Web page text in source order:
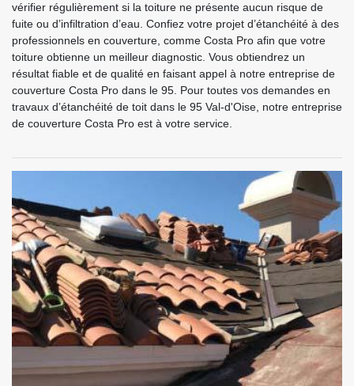
vérifier régulièrement si la toiture ne présente aucun risque de
fuite ou d’infiltration d’eau. Confiez votre projet d’étanchéité à des
professionnels en couverture, comme Costa Pro afin que votre
toiture obtienne un meilleur diagnostic. Vous obtiendrez un
résultat fiable et de qualité en faisant appel à notre entreprise de
couverture Costa Pro dans le 95. Pour toutes vos demandes en
travaux d’étanchéité de toit dans le 95 Val-d'Oise, notre entreprise
de couverture Costa Pro est à votre service.